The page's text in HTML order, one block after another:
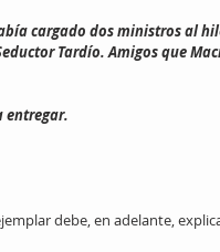
cargado dos ministros al
Tardío. Amigos que
entregar.
debe, en adelante,